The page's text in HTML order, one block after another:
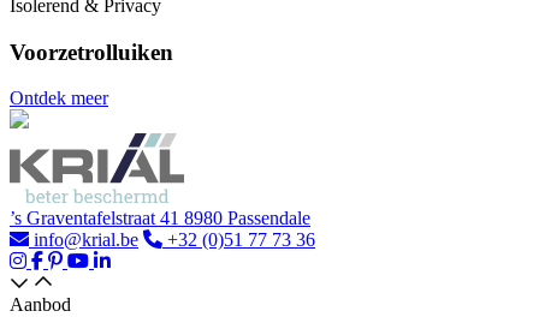
Isolerend & Privacy
Voorzetrolluiken
Ontdek meer
’s Graventafelstraat 41 8980 Passendale
info@krial.be
+32 (0)51 77 73 36
Aanbod